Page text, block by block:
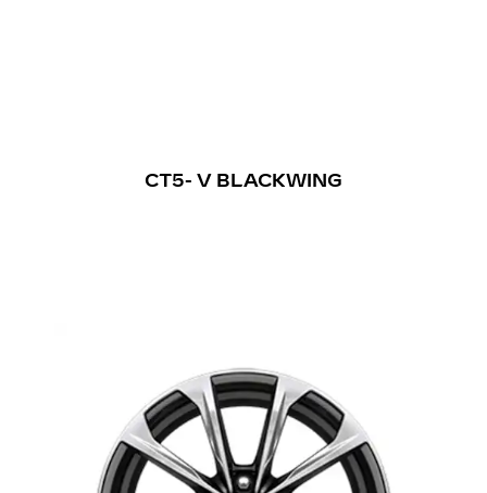
CT5- V BLACKWING